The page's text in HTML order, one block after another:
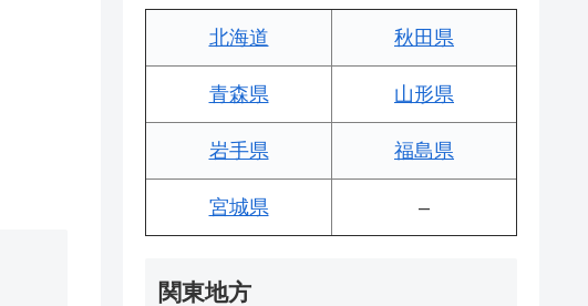
北海道 秋田県
青森県 山形県
岩手県 福島県
宮城県 –
関東地方